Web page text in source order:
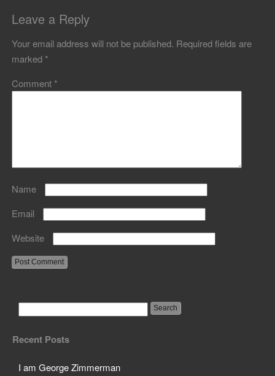
Leave a Reply
Your email address will not be published. Required fields are
marked *
Comment *
Name
Email
Website
Recent Posts
I am George Zimmerman